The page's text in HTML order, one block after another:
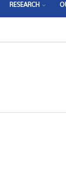
RESEARCH